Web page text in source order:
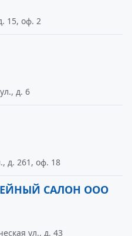
15, оф. 2
д. 6
д. 261, оф. 18
САЛОН ООО
ул., д. 43